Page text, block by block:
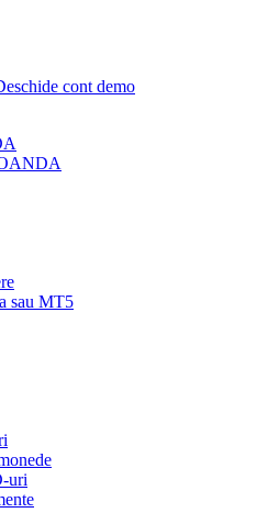
cont demo
sau MT5
uri